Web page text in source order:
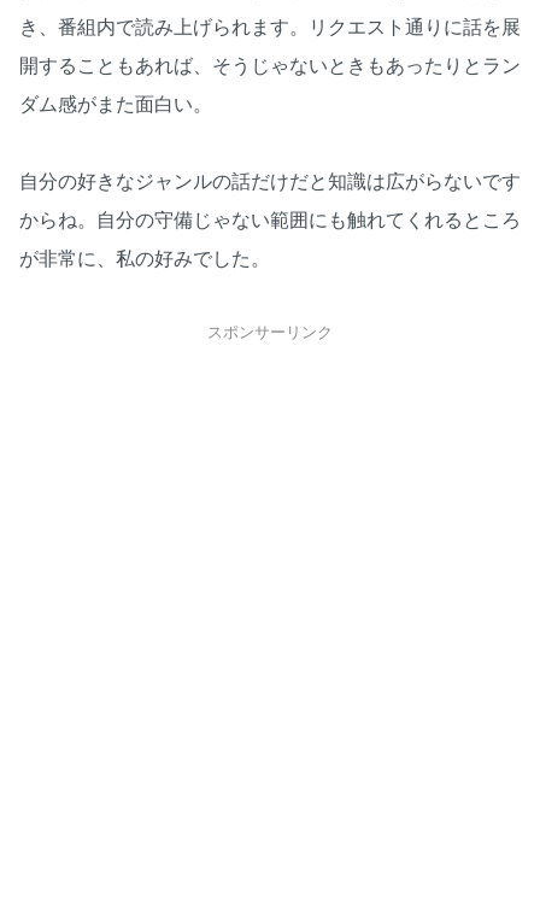
き、番組内で読み上げられます。リクエスト通りに話を展
開することもあれば、そうじゃないときもあったりとラン
ダム感がまた面白い。
自分の好きなジャンルの話だけだと知識は広がらないです
からね。自分の守備じゃない範囲にも触れてくれるところ
が非常に、私の好みでした。
スポンサーリンク